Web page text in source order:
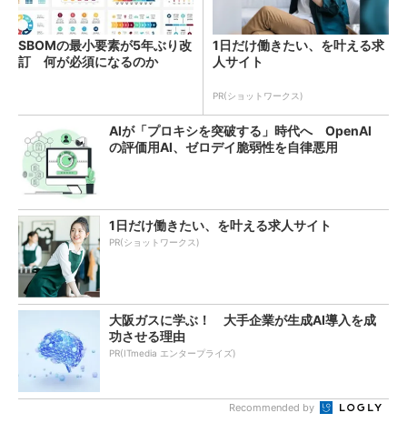
SBOMの最小要素が5年ぶり改
訂 何が必須になるのか
1日だけ働きたい、を叶える求
人サイト
PR(ショットワークス)
AIが「プロキシを突破する」時代へ OpenAI
の評価用AI、ゼロデイ脆弱性を自律悪用
1日だけ働きたい、を叶える求人サイト
PR(ショットワークス)
大阪ガスに学ぶ！ 大手企業が生成AI導入を成
功させる理由
PR(ITmedia エンタープライズ)
Recommended by